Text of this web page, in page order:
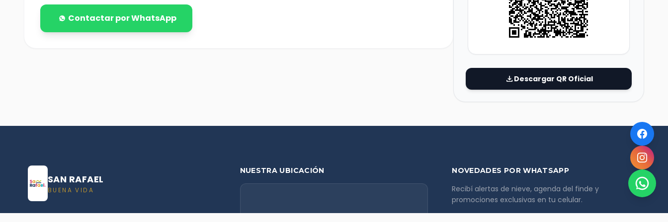
Contactar por WhatsApp
downloadDescargar QR Oficial
SAN RAFAEL
BUENA VIDA
NUESTRA UBICACIÓN NOVEDADES POR WHATSAPP
Recibí alertas de nieve, agenda del finde y
promociones exclusivas en tu celular.